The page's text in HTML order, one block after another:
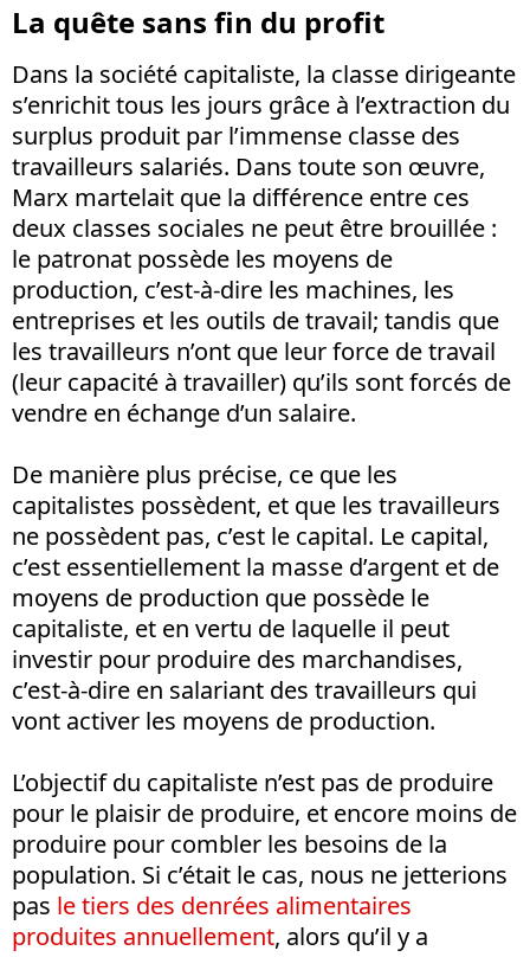
La quête sans fin du profit
Dans la société capitaliste, la classe dirigeante
s’enrichit tous les jours grâce à l’extraction du
surplus produit par l’immense classe des
travailleurs salariés. Dans toute son œuvre,
Marx martelait que la différence entre ces
deux classes sociales ne peut être brouillée :
le patronat possède les moyens de
production, c’est-à-dire les machines, les
entreprises et les outils de travail; tandis que
les travailleurs n’ont que leur force de travail
(leur capacité à travailler) qu’ils sont forcés de
vendre en échange d’un salaire.
De manière plus précise, ce que les
capitalistes possèdent, et que les travailleurs
ne possèdent pas, c’est le capital. Le capital,
c’est essentiellement la masse d’argent et de
moyens de production que possède le
capitaliste, et en vertu de laquelle il peut
investir pour produire des marchandises,
c’est-à-dire en salariant des travailleurs qui
vont activer les moyens de production.
L’objectif du capitaliste n’est pas de produire
pour le plaisir de produire, et encore moins de
produire pour combler les besoins de la
population. Si c’était le cas, nous ne jetterions
pas le tiers des denrées alimentaires
produites annuellement, alors qu’il y a